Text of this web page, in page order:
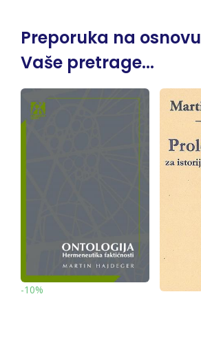
Preporuka na osnovu
Vaše pretrage...
-10%